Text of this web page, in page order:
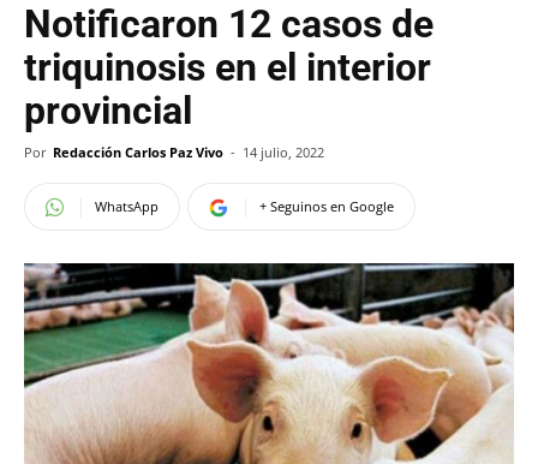
Notificaron 12 casos de
triquinosis en el interior
provincial
Por Redacción Carlos Paz Vivo - 14 julio, 2022
WhatsApp + Seguinos en Google